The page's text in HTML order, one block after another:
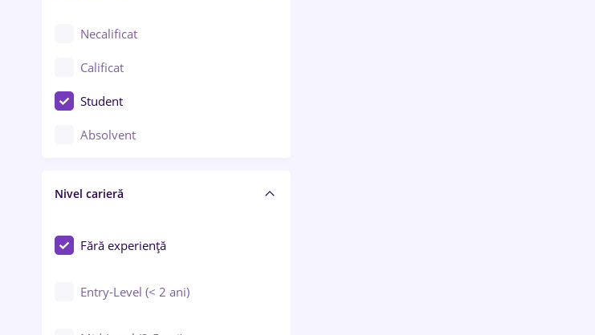
Chimie / Biochimie
Confecții / Design vestimentar
Construcții / Instalații
Controlul calității
Educație / Training / Arte
Necalificat
Calificat
Student
Absolvent
Nivel carieră
Fără experiență
Entry-Level (< 2 ani)